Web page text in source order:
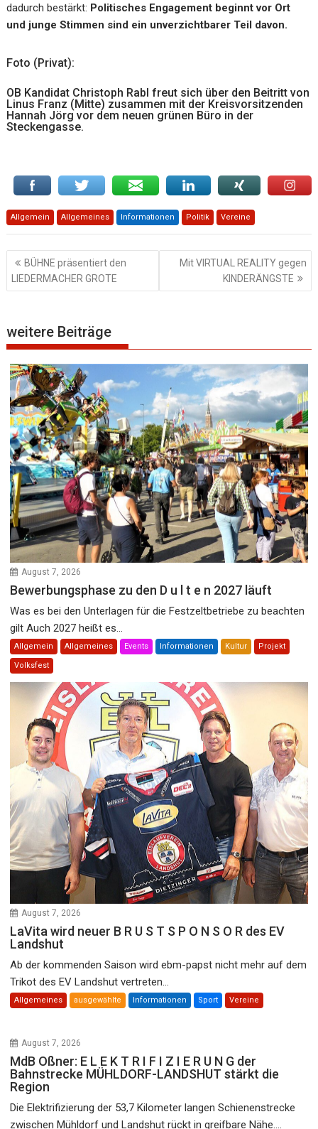
dadurch bestärkt: Politisches Engagement beginnt vor Ort
und junge Stimmen sind ein unverzichtbarer Teil davon.
Foto (Privat):
OB Kandidat Christoph Rabl freut sich über den Beitritt von
Linus Franz (Mitte) zusammen mit der Kreisvorsitzenden
Hannah Jörg vor dem neuen grünen Büro in der
Steckengasse.
Allgemein Allgemeines Informationen Politik Vereine
Beitragsnavigation
BÜHNE präsentiert den
LIEDERMACHER GROTE
Mit VIRTUAL REALITY gegen
KINDERÄNGSTE
weitere Beiträge
August 7, 2026
Bewerbungsphase zu den D u l t e n 2027 läuft
Was es bei den Unterlagen für die Festzeltbetriebe zu beachten
gilt Auch 2027 heißt es...
Allgemein Allgemeines Events Informationen Kultur Projekt
Volksfest
August 7, 2026
LaVita wird neuer B R U S T S P O N S O R des EV
Landshut
Ab der kommenden Saison wird ebm-papst nicht mehr auf dem
Trikot des EV Landshut vertreten...
Allgemeines ausgewählte Informationen Sport Vereine
August 7, 2026
MdB Oßner: E L E K T R I F I Z I E R U N G der
Bahnstrecke MÜHLDORF-LANDSHUT stärkt die
Region
Die Elektrifizierung der 53,7 Kilometer langen Schienenstrecke
zwischen Mühldorf und Landshut rückt in greifbare Nähe....